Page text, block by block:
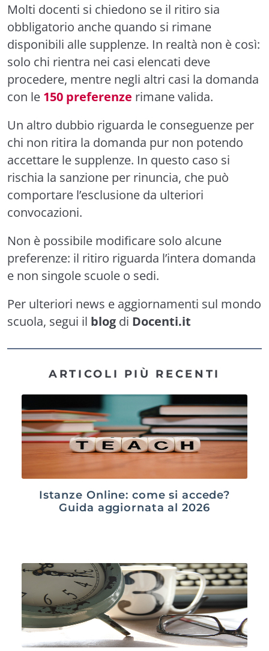
Molti docenti si chiedono se il ritiro sia
obbligatorio anche quando si rimane
disponibili alle supplenze. In realtà non è così:
solo chi rientra nei casi elencati deve
procedere, mentre negli altri casi la domanda
con le 150 preferenze rimane valida.
Un altro dubbio riguarda le conseguenze per
chi non ritira la domanda pur non potendo
accettare le supplenze. In questo caso si
rischia la sanzione per rinuncia, che può
comportare l’esclusione da ulteriori
convocazioni.
Non è possibile modificare solo alcune
preferenze: il ritiro riguarda l’intera domanda
e non singole scuole o sedi.
Per ulteriori news e aggiornamenti sul mondo
scuola, segui il blog di Docenti.it
ARTICOLI PIÙ RECENTI
Istanze Online: come si accede?
Guida aggiornata al 2026